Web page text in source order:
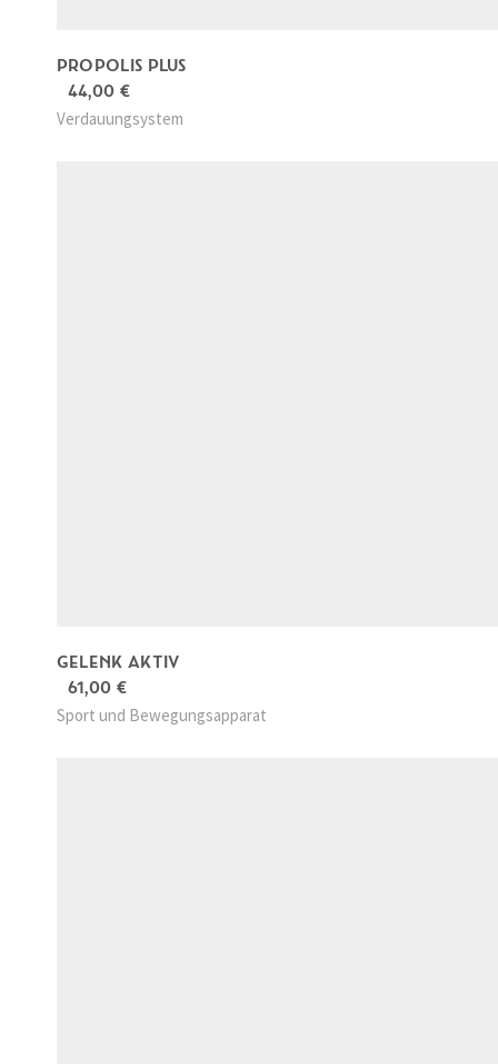
PROPOLIS PLUS
44,00 €
Verdauungsystem
GELENK AKTIV
61,00 €
Sport und Bewegungsapparat